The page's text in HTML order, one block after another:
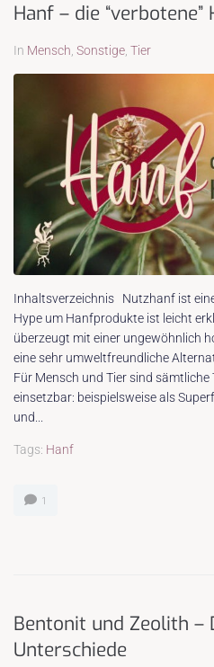
Hanf – die “verbotene”
In Mensch Sonstige Tier
Inhaltsverzeichnis Nutzhanf ist
Hype um Hanfprodukte ist leicht
überzeugt mit einer ungewöhnlich
eine sehr umweltfreundliche
Für Mensch und Tier sind
einsetzbar: beispielsweise als
und...
Tags: Hanf
1
Bentonit und Zeolith –
Unterschiede